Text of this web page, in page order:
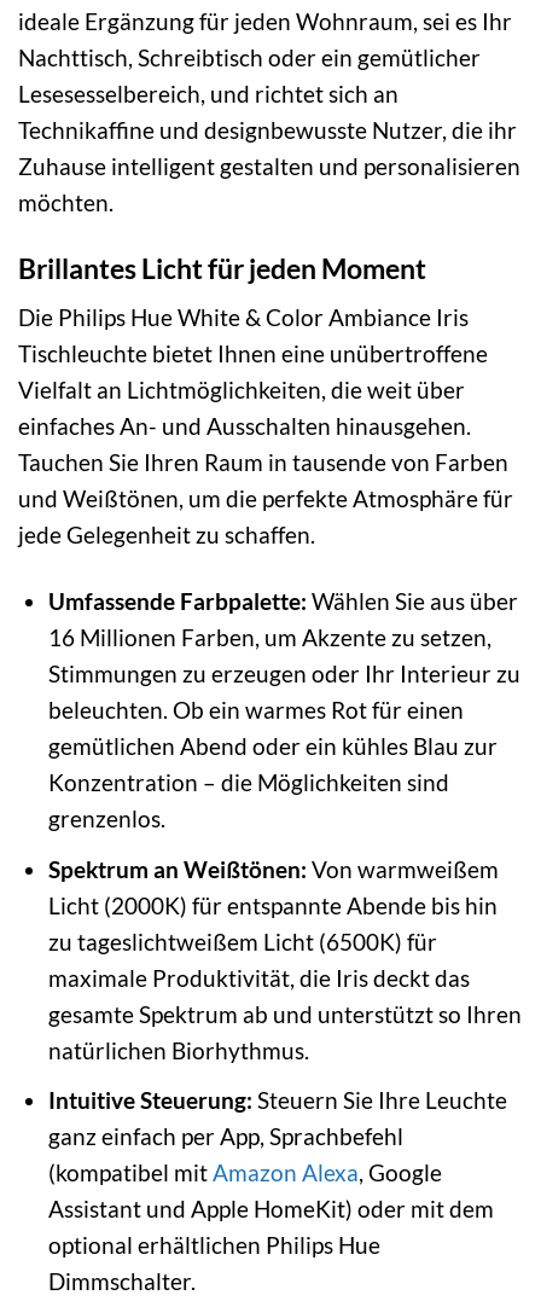
ideale Ergänzung für jeden Wohnraum, sei es Ihr
Nachttisch, Schreibtisch oder ein gemütlicher
Lesesesselbereich, und richtet sich an
Technikaffine und designbewusste Nutzer, die ihr
Zuhause intelligent gestalten und personalisieren
möchten.
Brillantes Licht für jeden Moment
Die Philips Hue White & Color Ambiance Iris
Tischleuchte bietet Ihnen eine unübertroffene
Vielfalt an Lichtmöglichkeiten, die weit über
einfaches An- und Ausschalten hinausgehen.
Tauchen Sie Ihren Raum in tausende von Farben
und Weißtönen, um die perfekte Atmosphäre für
jede Gelegenheit zu schaffen.
Umfassende Farbpalette: Wählen Sie aus über
16 Millionen Farben, um Akzente zu setzen,
Stimmungen zu erzeugen oder Ihr Interieur zu
beleuchten. Ob ein warmes Rot für einen
gemütlichen Abend oder ein kühles Blau zur
Konzentration – die Möglichkeiten sind
grenzenlos.
Spektrum an Weißtönen: Von warmweißem
Licht (2000K) für entspannte Abende bis hin
zu tageslichtweißem Licht (6500K) für
maximale Produktivität, die Iris deckt das
gesamte Spektrum ab und unterstützt so Ihren
natürlichen Biorhythmus.
Intuitive Steuerung: Steuern Sie Ihre Leuchte
ganz einfach per App, Sprachbefehl
(kompatibel mitAmazon Alexa, Google
Assistant und Apple HomeKit) oder mit dem
optional erhältlichen Philips Hue
Dimmschalter.